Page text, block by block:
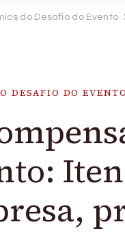
do Desafio do Evento
DESAFIO DO EVENTO